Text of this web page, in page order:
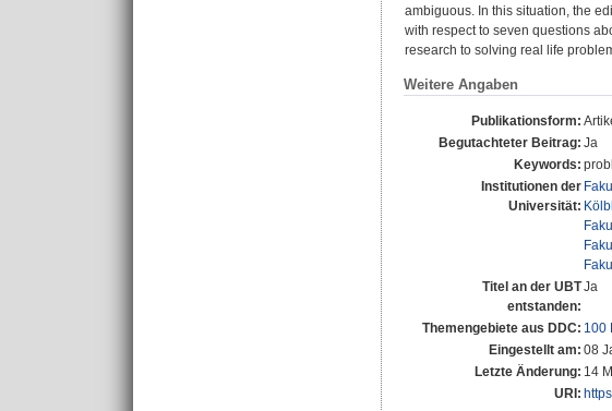
ambiguous. In this situation, the
with respect to seven questions
research to solving real life
Weitere Angaben
Publikationsform:
Begutachteter Beitrag: Ja
Keywords:
Institutionen der
Universität: Kölbl
Titel an der UBT
entstanden:
Ja
Themengebiete aus DDC: 100
Eingestellt am: 08
Letzte Änderung: 14
URI: